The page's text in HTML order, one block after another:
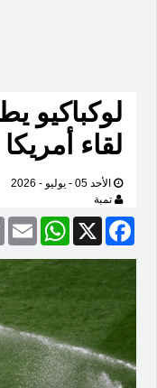
لوكباكيو
لقاء أمريكا
الأحد 05 - يوليو - 2026
تمبة
Facebook
X
WhatsApp
Email